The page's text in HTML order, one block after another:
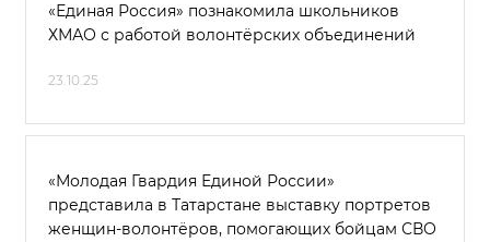
«Единая Россия» познакомила школьников
ХМАО с работой волонтёрских объединений
23.10.25
«Молодая Гвардия Единой России»
представила в Татарстане выставку портретов
женщин-волонтёров, помогающих бойцам СВО